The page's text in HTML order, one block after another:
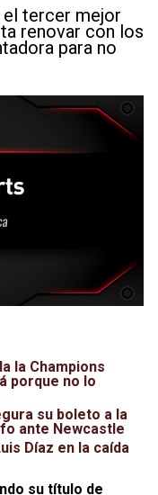
tercer mejor
renovar con los
para no
la Champions
porque no lo
su boleto a la
ante Newcastle
Díaz en la caída
su título de